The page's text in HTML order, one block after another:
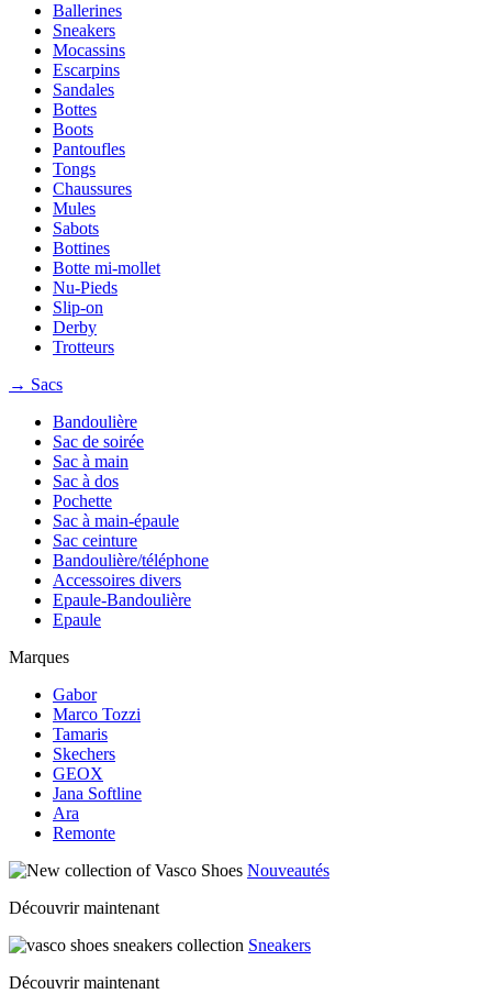
Ballerines
Sneakers
Mocassins
Escarpins
Sandales
Bottes
Boots
Pantoufles
Tongs
Chaussures
Mules
Sabots
Bottines
Botte mi-mollet
Nu-Pieds
Slip-on
Derby
Trotteurs
→ Sacs
Bandoulière
Sac de soirée
Sac à main
Sac à dos
Pochette
Sac à main-épaule
Sac ceinture
Bandoulière/téléphone
Accessoires divers
Epaule-Bandoulière
Epaule
Marques
Gabor
Marco Tozzi
Tamaris
Skechers
GEOX
Jana Softline
Ara
Remonte
Nouveautés
Découvrir maintenant
Sneakers
Découvrir maintenant